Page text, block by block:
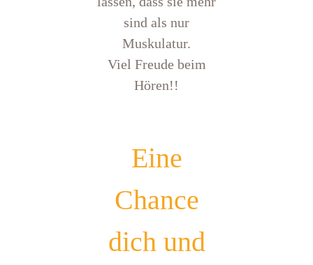
sind als nur
Muskulatur.
Viel Freude beim
Hören!!
Eine
Chance
dich und